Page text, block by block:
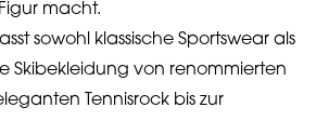
macht.
sowohl klassische Sportswear als
Skibekleidung von renommierten
Tennisrock bis zur